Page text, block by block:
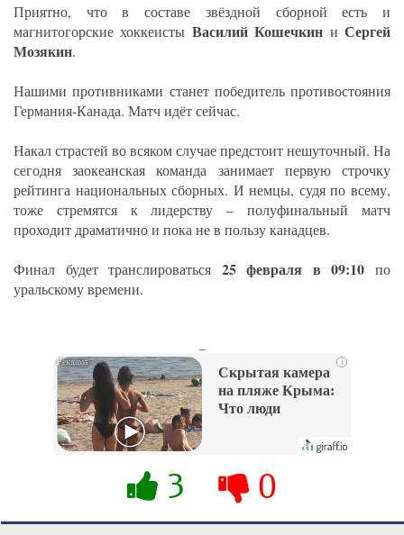
Приятно, что в составе звёздной сборной есть и
магнитогорские хоккеисты Василий Кошечкин иСергей
Мозякин.
Нашими противниками станет победитель противостояния
Германия-Канада. Матч идёт сейчас.
Накал страстей во всяком случае предстоит нешуточный. На
сегодня заокеанская команда занимает первую строчку
рейтинга национальных сборных. И немцы, судя по всему,
тоже стремятся к лидерству – полуфинальный матч
проходит драматично и пока не в пользу канадцев.
Финал будет транслироваться 25 февраля в 09:10 по
уральскому времени.
i
Скрытая камера
на пляже Крыма:
Что люди
их не видят...
3 0